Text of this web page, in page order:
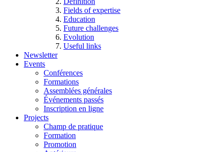
Fields of expertise
Education
Future challenges
Evolution
Useful links
Newsletter
Events
Conférences
Formations
Assemblées générales
Événements passés
Inscription en ligne
Projects
Champ de pratique
Formation
Promotion